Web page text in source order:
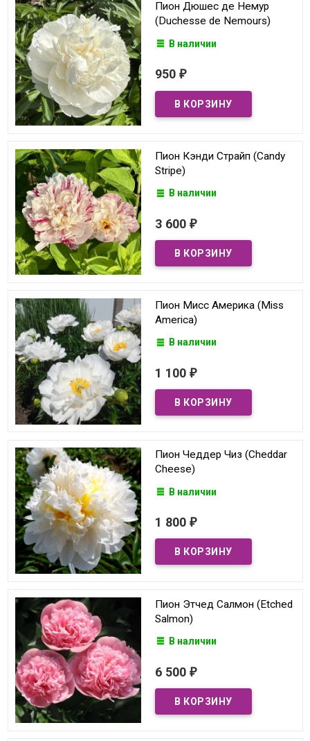
Пион Дюшес де Немур
(Duchesse de Nemours)
В наличии
950 ₽
Пион Кэнди Страйп (Candy
Stripe)
В наличии
3 600 ₽
Пион Мисс Америка (Miss
America)
В наличии
1 100 ₽
Пион Чеддер Чиз (Cheddar
Cheese)
В наличии
1 800 ₽
Пион Этчед Салмон (Etched
Salmon)
В наличии
6 500 ₽